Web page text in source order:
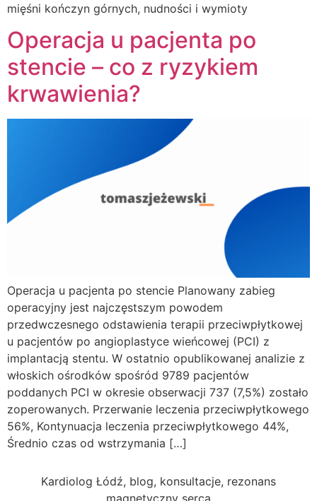
mięśni kończyn górnych, nudności i wymioty
Operacja u pacjenta po
stencie – co z ryzykiem
krwawienia?
Operacja u pacjenta po stencie Planowany zabieg
operacyjny jest najczęstszym powodem
przedwczesnego odstawienia terapii przeciwpłytkowej
u pacjentów po angioplastyce wieńcowej (PCI) z
implantacją stentu. W ostatnio opublikowanej analizie z
włoskich ośrodków spośród 9789 pacjentów
poddanych PCI w okresie obserwacji 737 (7,5%) zostało
zoperowanych. Przerwanie leczenia przeciwpłytkowego
56%, Kontynuacja leczenia przeciwpłytkowego 44%,
Średnio czas od wstrzymania […]
Kardiolog Łódź, blog, konsultacje, rezonans